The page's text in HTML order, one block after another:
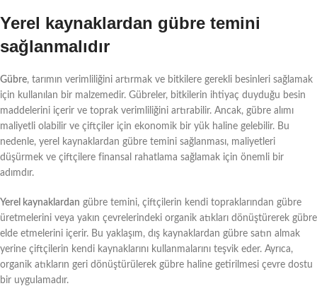
Yerel kaynaklardan gübre temini
sağlanmalıdır
Gübre, tarımın verimliliğini artırmak ve bitkilere gerekli besinleri sağlamak
için kullanılan bir malzemedir. Gübreler, bitkilerin ihtiyaç duyduğu besin
maddelerini içerir ve toprak verimliliğini artırabilir. Ancak, gübre alımı
maliyetli olabilir ve çiftçiler için ekonomik bir yük haline gelebilir. Bu
nedenle, yerel kaynaklardan gübre temini sağlanması, maliyetleri
düşürmek ve çiftçilere finansal rahatlama sağlamak için önemli bir
adımdır.
Yerel kaynaklardan gübre temini, çiftçilerin kendi topraklarından gübre
üretmelerini veya yakın çevrelerindeki organik atıkları dönüştürerek gübre
elde etmelerini içerir. Bu yaklaşım, dış kaynaklardan gübre satın almak
yerine çiftçilerin kendi kaynaklarını kullanmalarını teşvik eder. Ayrıca,
organik atıkların geri dönüştürülerek gübre haline getirilmesi çevre dostu
bir uygulamadır.